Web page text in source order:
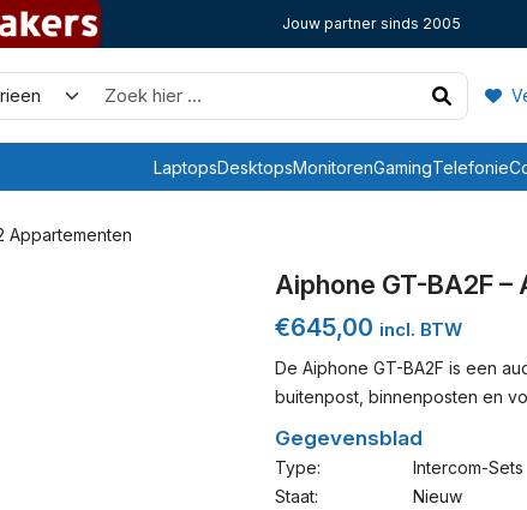
Jouw partner sinds 2005
LaptopsDesktopsMonitorenGamingTelefonie
Appartementen
Aiphone GT-BA2F
€645,00 incl. BTW
De Aiphone GT-BA2F is een
buitenpost, binnenposten en
Gegevensblad
Type:
Intercom-Sets
Staat:
Nieuw